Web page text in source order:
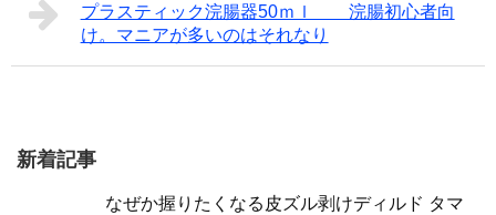
プラスティック浣腸器50ｍｌ 浣腸初心者向
け。マニアが多いのはそれなり
新着記事
なぜか握りたくなる皮ズル剥けディルド タマ